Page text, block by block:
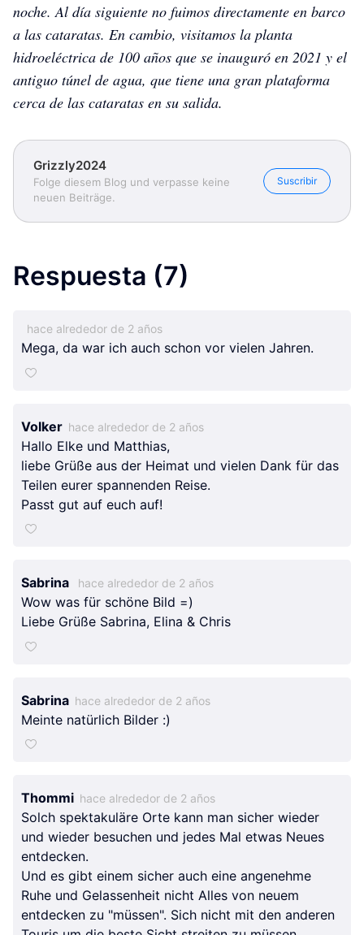
noche. Al día siguiente no fuimos directamente en barco
a las cataratas. En cambio, visitamos la planta
hidroeléctrica de 100 años que se inauguró en 2021 y el
antiguo túnel de agua, que tiene una gran plataforma
cerca de las cataratas en su salida.
Grizzly2024
Folge diesem Blog und verpasse keine
neuen Beiträge.
Suscribir
Respuesta (7)
hace alrededor de 2 años
Mega, da war ich auch schon vor vielen Jahren.
Volker hace alrededor de 2 años
Hallo Elke und Matthias,
liebe Grüße aus der Heimat und vielen Dank für das
Teilen eurer spannenden Reise.
Passt gut auf euch auf!
Sabrina hace alrededor de 2 años
Wow was für schöne Bild =)
Liebe Grüße Sabrina, Elina & Chris
Sabrina hace alrededor de 2 años
Meinte natürlich Bilder :)
Thommi hace alrededor de 2 años
Solch spektakuläre Orte kann man sicher wieder
und wieder besuchen und jedes Mal etwas Neues
entdecken.
Und es gibt einem sicher auch eine angenehme
Ruhe und Gelassenheit nicht Alles von neuem
entdecken zu "müssen". Sich nicht mit den anderen